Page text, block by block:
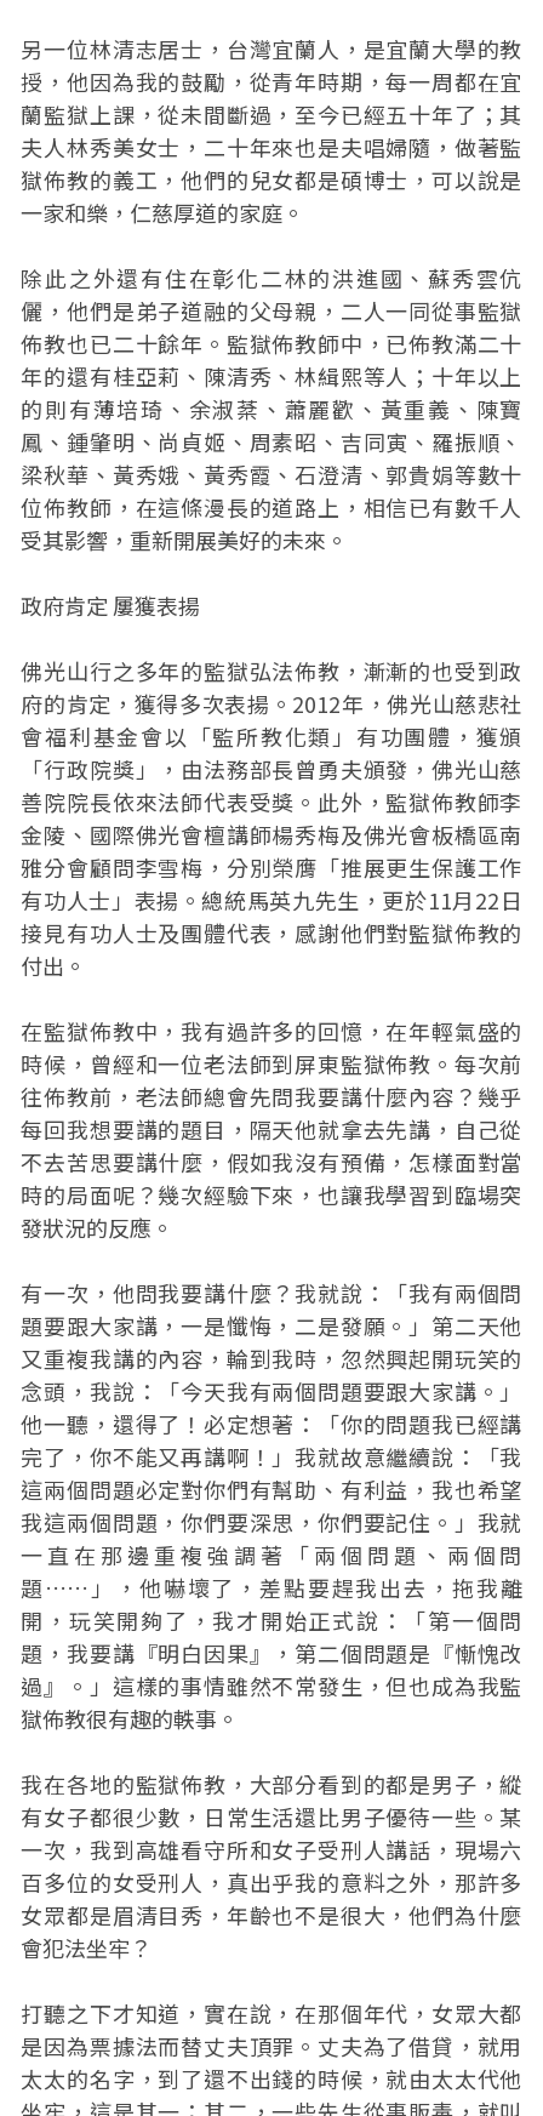
另一位林清志居士，台灣宜蘭人，是宜蘭大學的教
授，他因為我的鼓勵，從青年時期，每一周都在宜
蘭監獄上課，從未間斷過，至今已經五十年了；其
夫人林秀美女士，二十年來也是夫唱婦隨，做著監
獄佈教的義工，他們的兒女都是碩博士，可以說是
一家和樂，仁慈厚道的家庭。
除此之外還有住在彰化二林的洪進國、蘇秀雲伉
儷，他們是弟子道融的父母親，二人一同從事監獄
佈教也已二十餘年。監獄佈教師中，已佈教滿二十
年的還有桂亞莉、陳清秀、林緝熙等人；十年以上
的則有薄培琦、余淑棻、蕭麗歡、黃重義、陳寶
鳳、鍾肇明、尚貞姬、周素昭、吉同寅、羅振順、
梁秋華、黃秀娥、黃秀霞、石澄清、郭貴娟等數十
位佈教師，在這條漫長的道路上，相信已有數千人
受其影響，重新開展美好的未來。
政府肯定 屢獲表揚
佛光山行之多年的監獄弘法佈教，漸漸的也受到政
府的肯定，獲得多次表揚。2012年，佛光山慈悲社
會福利基金會以「監所教化類」有功團體，獲頒
「行政院獎」，由法務部長曾勇夫頒發，佛光山慈
善院院長依來法師代表受獎。此外，監獄佈教師李
金陵、國際佛光會檀講師楊秀梅及佛光會板橋區南
雅分會顧問李雪梅，分別榮膺「推展更生保護工作
有功人士」表揚。總統馬英九先生，更於11月22日
接見有功人士及團體代表，感謝他們對監獄佈教的
付出。
在監獄佈教中，我有過許多的回憶，在年輕氣盛的
時候，曾經和一位老法師到屏東監獄佈教。每次前
往佈教前，老法師總會先問我要講什麼內容？幾乎
每回我想要講的題目，隔天他就拿去先講，自己從
不去苦思要講什麼，假如我沒有預備，怎樣面對當
時的局面呢？幾次經驗下來，也讓我學習到臨場突
發狀況的反應。
有一次，他問我要講什麼？我就說：「我有兩個問
題要跟大家講，一是懺悔，二是發願。」第二天他
又重複我講的內容，輪到我時，忽然興起開玩笑的
念頭，我說：「今天我有兩個問題要跟大家講。」
他一聽，還得了！必定想著：「你的問題我已經講
完了，你不能又再講啊！」我就故意繼續說：「我
這兩個問題必定對你們有幫助、有利益，我也希望
我這兩個問題，你們要深思，你們要記住。」我就
一直在那邊重複強調著「兩個問題、兩個問
題……」，他嚇壞了，差點要趕我出去，拖我離
開，玩笑開夠了，我才開始正式說：「第一個問
題，我要講『明白因果』，第二個問題是『慚愧改
過』。」這樣的事情雖然不常發生，但也成為我監
獄佈教很有趣的軼事。
我在各地的監獄佈教，大部分看到的都是男子，縱
有女子都很少數，日常生活還比男子優待一些。某
一次，我到高雄看守所和女子受刑人講話，現場六
百多位的女受刑人，真出乎我的意料之外，那許多
女眾都是眉清目秀，年齡也不是很大，他們為什麼
會犯法坐牢？
打聽之下才知道，實在說，在那個年代，女眾大都
是因為票據法而替丈夫頂罪。丈夫為了借貸，就用
太太的名字，到了還不出錢的時候，就由太太代他